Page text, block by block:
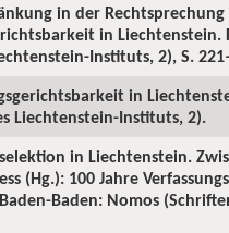
in der
in Liechtenstein.
Instituts, 2), S.
in
Liechtenstein-Instituts, 2).
in Liechtenstein.
(Hg.): 100 Jahre
Baden: Nomos